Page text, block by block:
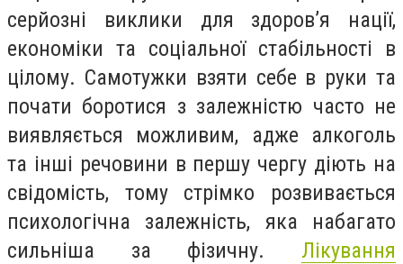
серйозні виклики для здоров’я нації,
економіки та соціальної стабільності в
цілому. Самотужки взяти себе в руки та
почати боротися з залежністю часто не
виявляється можливим, адже алкоголь
та інші речовини в першу чергу діють на
свідомість, тому стрімко розвивається
психологічна залежність, яка набагато
сильніша за фізичну. Лікування